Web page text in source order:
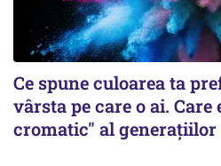
Ce spune culoarea ta
vârsta pe care o ai. Care
cromatic" al generațiilor